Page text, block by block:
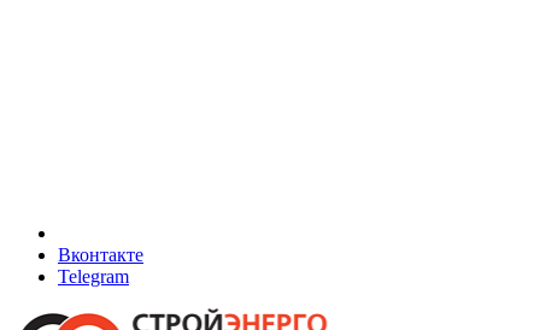
Вконтакте
Telegram